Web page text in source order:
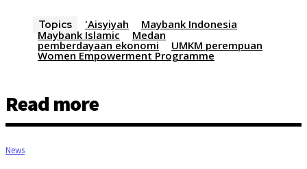
Topics 'Aisyiyah
Maybank Indonesia
Maybank Islamic
Medan
pemberdayaan ekonomi UMKM perempuan
Women Empowerment Programme
Read more
News